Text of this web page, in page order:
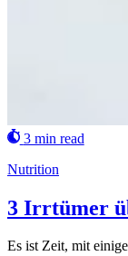
3 min read
Nutrition
3 Irrtümer
Es ist Zeit, mit